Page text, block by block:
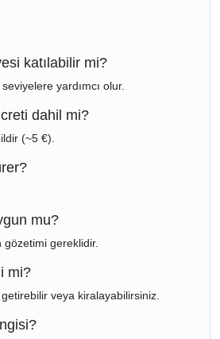
katılabilir mi?
yardımcı olur.
dahil mi?
(~5 €).
mu?
gereklidir.
mi?
getirebilir veya kiralayabilirsiniz.